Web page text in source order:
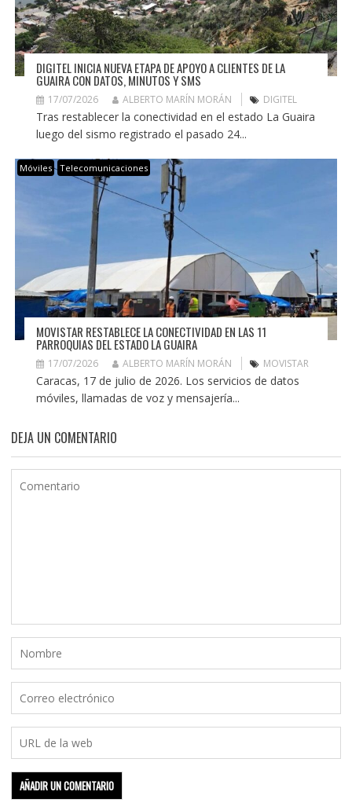
DIGITEL INICIA NUEVA ETAPA DE APOYO A CLIENTES DE LA
GUAIRA CON DATOS, MINUTOS Y SMS
17/07/2026 ALBERTO MARÍN MORÁN DIGITEL
Tras restablecer la conectividad en el estado La Guaira
luego del sismo registrado el pasado 24...
Móviles Telecomunicaciones
MOVISTAR RESTABLECE LA CONECTIVIDAD EN LAS 11
PARROQUIAS DEL ESTADO LA GUAIRA
17/07/2026 ALBERTO MARÍN MORÁN MOVISTAR
Caracas, 17 de julio de 2026. Los servicios de datos
móviles, llamadas de voz y mensajería...
DEJA UN COMENTARIO